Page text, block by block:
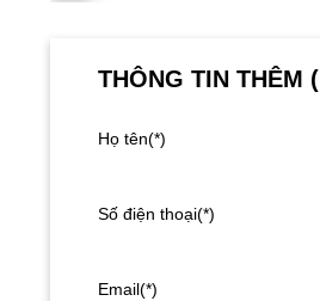
THÔNG TIN THÊM (
Họ tên(*)
Số điện thoại(*)
Email(*)